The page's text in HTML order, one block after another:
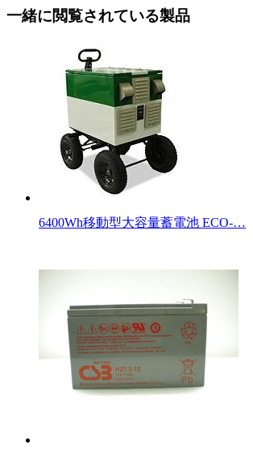
一緒に閲覧されている製品
6400Wh移動型大容量蓄電池 ECO-…